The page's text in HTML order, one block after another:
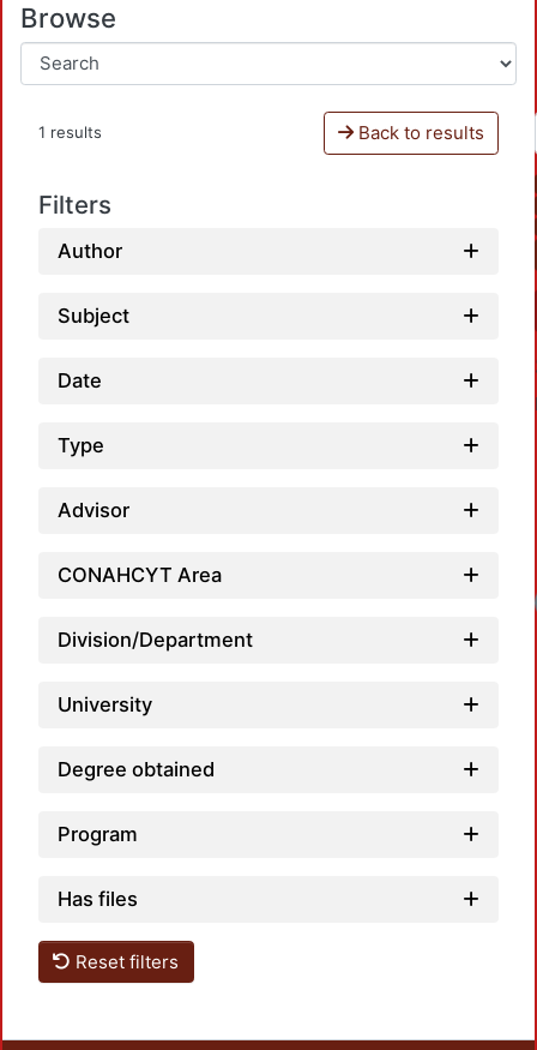
Browse
1 results Back to results
Filters
Author
Subject
Date
Type
Advisor
CONAHCYT Area
Division/Department
University
Degree obtained
Program
Has files
Reset filters